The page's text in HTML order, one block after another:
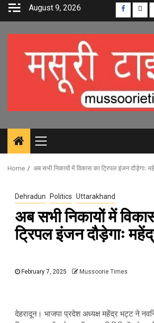
Skip
August 9, 2026
Primary
Menu
Home अब सभी निकायों में विकास का ट्रिपल इंजन दौड़ेगाः
Dehradun Politics Uttarakhand
अब सभी निकायों में
ट्रिपल इंजन दौड़ेगाः
February 7, 2025 Mussoorie Times
देहरादून। भाजपा प्रदेश अध्यक्ष महेंद्र भट्ट ने